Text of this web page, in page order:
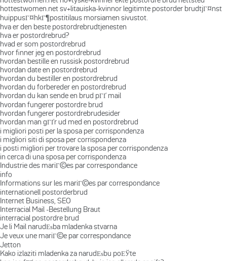
hottestwomen.net sv+litauiska-kvinnor legitimte postorder brudtjГ¤nst
huippusГ¤hkГ¶postitilaus morsiamen sivustot.
hva er den beste postordrebrudtjenesten
hva er postordrebrud?
hvad er som postordrebrud
hvor finner jeg en postordrebrud
hvordan bestille en russisk postordrebrud
hvordan date en postordrebrud
hvordan du bestiller en postordrebrud
hvordan du forbereder en postordrebrud
hvordan du kan sende en brud pГҐ mail
hvordan fungerer postordre brud
hvordan fungerer postordrebrudesider
hvordan man gГҐr ud med en postordrebrud
i migliori posti per la sposa per corrispondenza
i migliori siti di sposa per corrispondenza
i posti migliori per trovare la sposa per corrispondenza
in cerca di una sposa per corrispondenza
Industrie des mariГ©es par correspondance
info
Informations sur les mariГ©es par correspondance
internationell postorderbrud
Internet Business, SEO
Interracial Mail -Bestellung Braut
interracial postordre brud
Je li Mail narudЕѕba mladenka stvarna
Je veux une mariГ©e par correspondance
Jetton
Kako izlaziti mladenka za narudЕѕbu poЕЎte